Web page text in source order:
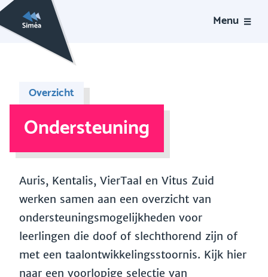
Menu
Overzicht
Ondersteuning
Auris, Kentalis, VierTaal en Vitus Zuid
werken samen aan een overzicht van
ondersteuningsmogelijkheden voor
leerlingen die doof of slechthorend zijn of
met een taalontwikkelingsstoornis. Kijk hier
naar een voorlopige selectie van